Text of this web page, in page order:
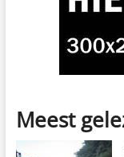
Meest